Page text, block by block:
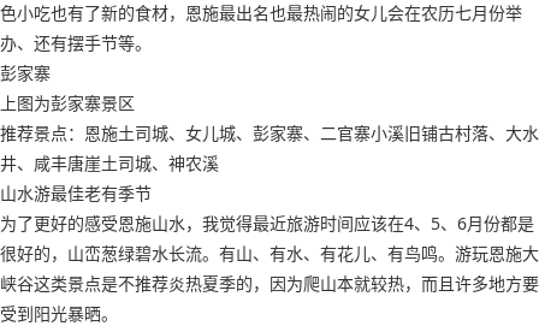
色小吃也有了新的食材，恩施最出名也最热闹的女儿会在农历七月份举
办、还有摆手节等。
彭家寨
上图为彭家寨景区
推荐景点：恩施土司城、女儿城、彭家寨、二官寨小溪旧铺古村落、大水
井、咸丰唐崖土司城、神农溪
山水游最佳老有季节
为了更好的感受恩施山水，我觉得最近旅游时间应该在4、5、6月份都是
很好的，山峦葱绿碧水长流。有山、有水、有花儿、有鸟鸣。游玩恩施大
峡谷这类景点是不推荐炎热夏季的，因为爬山本就较热，而且许多地方要
受到阳光暴晒。